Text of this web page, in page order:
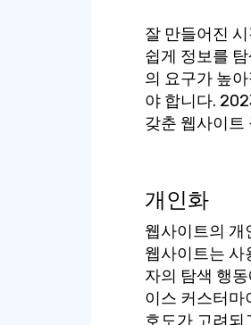
잘 만들어진
쉽게 정보를
의 요구가 높
야 합니다.
갖춘 웹사이트
개인화
웹사이트의 개
웹사이트는 사
자의 탐색 행
이스 커스터마
호도가 고려되